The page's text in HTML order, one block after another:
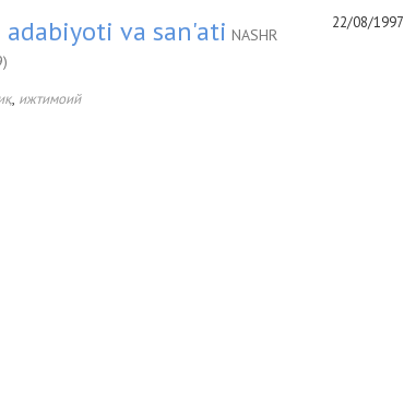
22/08/1997
adabiyoti va san'ati NASHR
, ижтимоий